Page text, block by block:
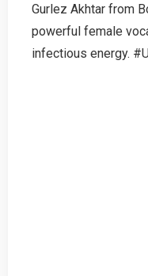
English
Tamil
Gurlez Akhtar from
powerful female
infectious energy.